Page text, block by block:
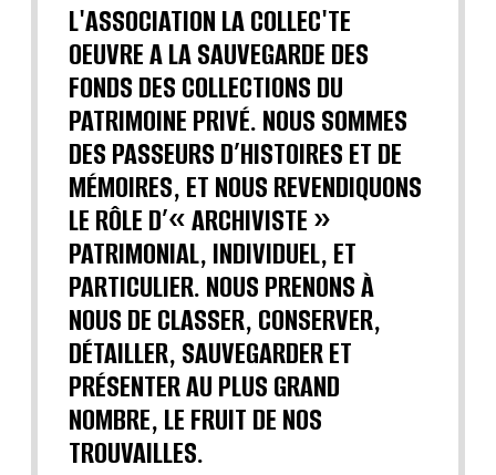
L'ASSOCIATION LA COLLEC'TE
OEUVRE A LA SAUVEGARDE DES
FONDS DES COLLECTIONS DU
PATRIMOINE PRIVÉ. NOUS SOMMES
DES PASSEURS D’HISTOIRES ET DE
MÉMOIRES, ET NOUS REVENDIQUONS
LE RÔLE D’« ARCHIVISTE »
PATRIMONIAL, INDIVIDUEL, ET
PARTICULIER. NOUS PRENONS À
NOUS DE CLASSER, CONSERVER,
DÉTAILLER, SAUVEGARDER ET
PRÉSENTER AU PLUS GRAND
NOMBRE, LE FRUIT DE NOS
TROUVAILLES.